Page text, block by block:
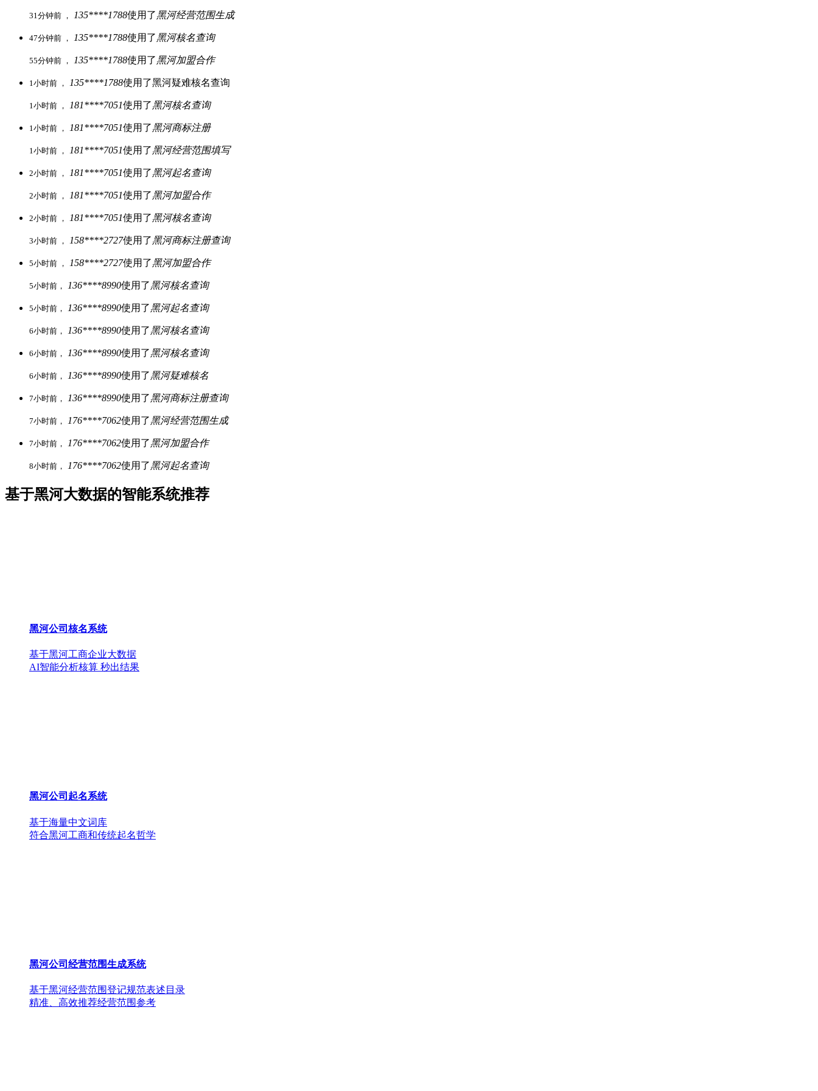
31分钟前 ， 135****1788使用了黑河经营范围生成
47分钟前 ， 135****1788使用了黑河核名查询
55分钟前 ， 135****1788使用了黑河加盟合作
1小时前 ， 135****1788使用了黑河疑难核名查询
1小时前 ， 181****7051使用了黑河核名查询
1小时前 ， 181****7051使用了黑河商标注册
1小时前 ， 181****7051使用了黑河经营范围填写
2小时前 ， 181****7051使用了黑河起名查询
2小时前 ， 181****7051使用了黑河加盟合作
2小时前 ， 181****7051使用了黑河核名查询
3小时前 ， 158****2727使用了黑河商标注册查询
5小时前 ， 158****2727使用了黑河加盟合作
5小时前， 136****8990使用了黑河核名查询
5小时前， 136****8990使用了黑河起名查询
6小时前， 136****8990使用了黑河核名查询
6小时前， 136****8990使用了黑河核名查询
6小时前， 136****8990使用了黑河疑难核名
7小时前， 136****8990使用了黑河商标注册查询
7小时前， 176****7062使用了黑河经营范围生成
7小时前， 176****7062使用了黑河加盟合作
8小时前， 176****7062使用了黑河起名查询
基于黑河大数据的智能系统推荐
黑河公司核名系统
基于黑河工商企业大数据
AI智能分析核算 秒出结果
黑河公司起名系统
基于海量中文词库
符合黑河工商和传统起名哲学
黑河公司经营范围生成系统
基于黑河经营范围登记规范表述目录
精准、高效推荐经营范围参考